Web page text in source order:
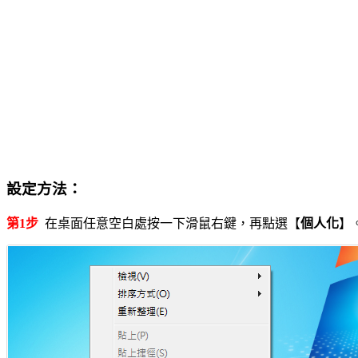
設定方法：
第1步 在桌面任意空白處按一下滑鼠右鍵，再點選【個人化】